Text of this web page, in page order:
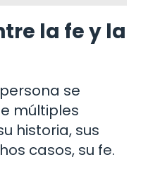
la fe y la
se
múltiples
historia, sus
casos, su fe.